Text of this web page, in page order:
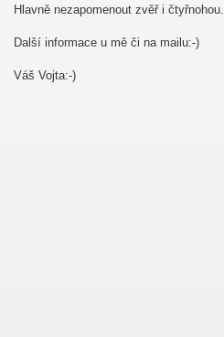
Hlavně nezapomenout zvěř i čtyřnohou.
Další informace u mě či na mailu:-)
Váš Vojta:-)